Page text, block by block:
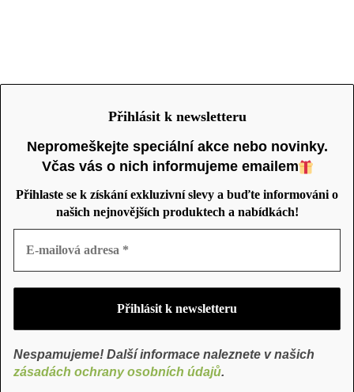
Přihlásit k newsletteru
Nepromeškejte speciální akce nebo novinky.
Včas vás o nich informujeme emailem
Přihlaste se k získání exkluzivní slevy a buďte informováni o
našich nejnovějších produktech a nabídkách!
Nespamujeme! Další informace naleznete v našich
zásadách ochrany osobních údajů.